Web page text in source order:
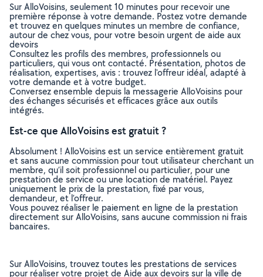
Sur AlloVoisins, seulement 10 minutes pour recevoir une
première réponse à votre demande. Postez votre demande
et trouvez en quelques minutes un membre de confiance,
autour de chez vous, pour votre besoin urgent de aide aux
devoirs
Consultez les profils des membres, professionnels ou
particuliers, qui vous ont contacté. Présentation, photos de
réalisation, expertises, avis : trouvez l'offreur idéal, adapté à
votre demande et à votre budget.
Conversez ensemble depuis la messagerie AlloVoisins pour
des échanges sécurisés et efficaces grâce aux outils
intégrés.
Est-ce que AlloVoisins est gratuit ?
Absolument ! AlloVoisins est un service entièrement gratuit
et sans aucune commission pour tout utilisateur cherchant un
membre, qu’il soit professionnel ou particulier, pour une
prestation de service ou une location de matériel. Payez
uniquement le prix de la prestation, fixé par vous,
demandeur, et l’offreur.
Vous pouvez réaliser le paiement en ligne de la prestation
directement sur AlloVoisins, sans aucune commission ni frais
bancaires.
Sur AlloVoisins, trouvez toutes les prestations de services
pour réaliser votre projet de Aide aux devoirs sur la ville de